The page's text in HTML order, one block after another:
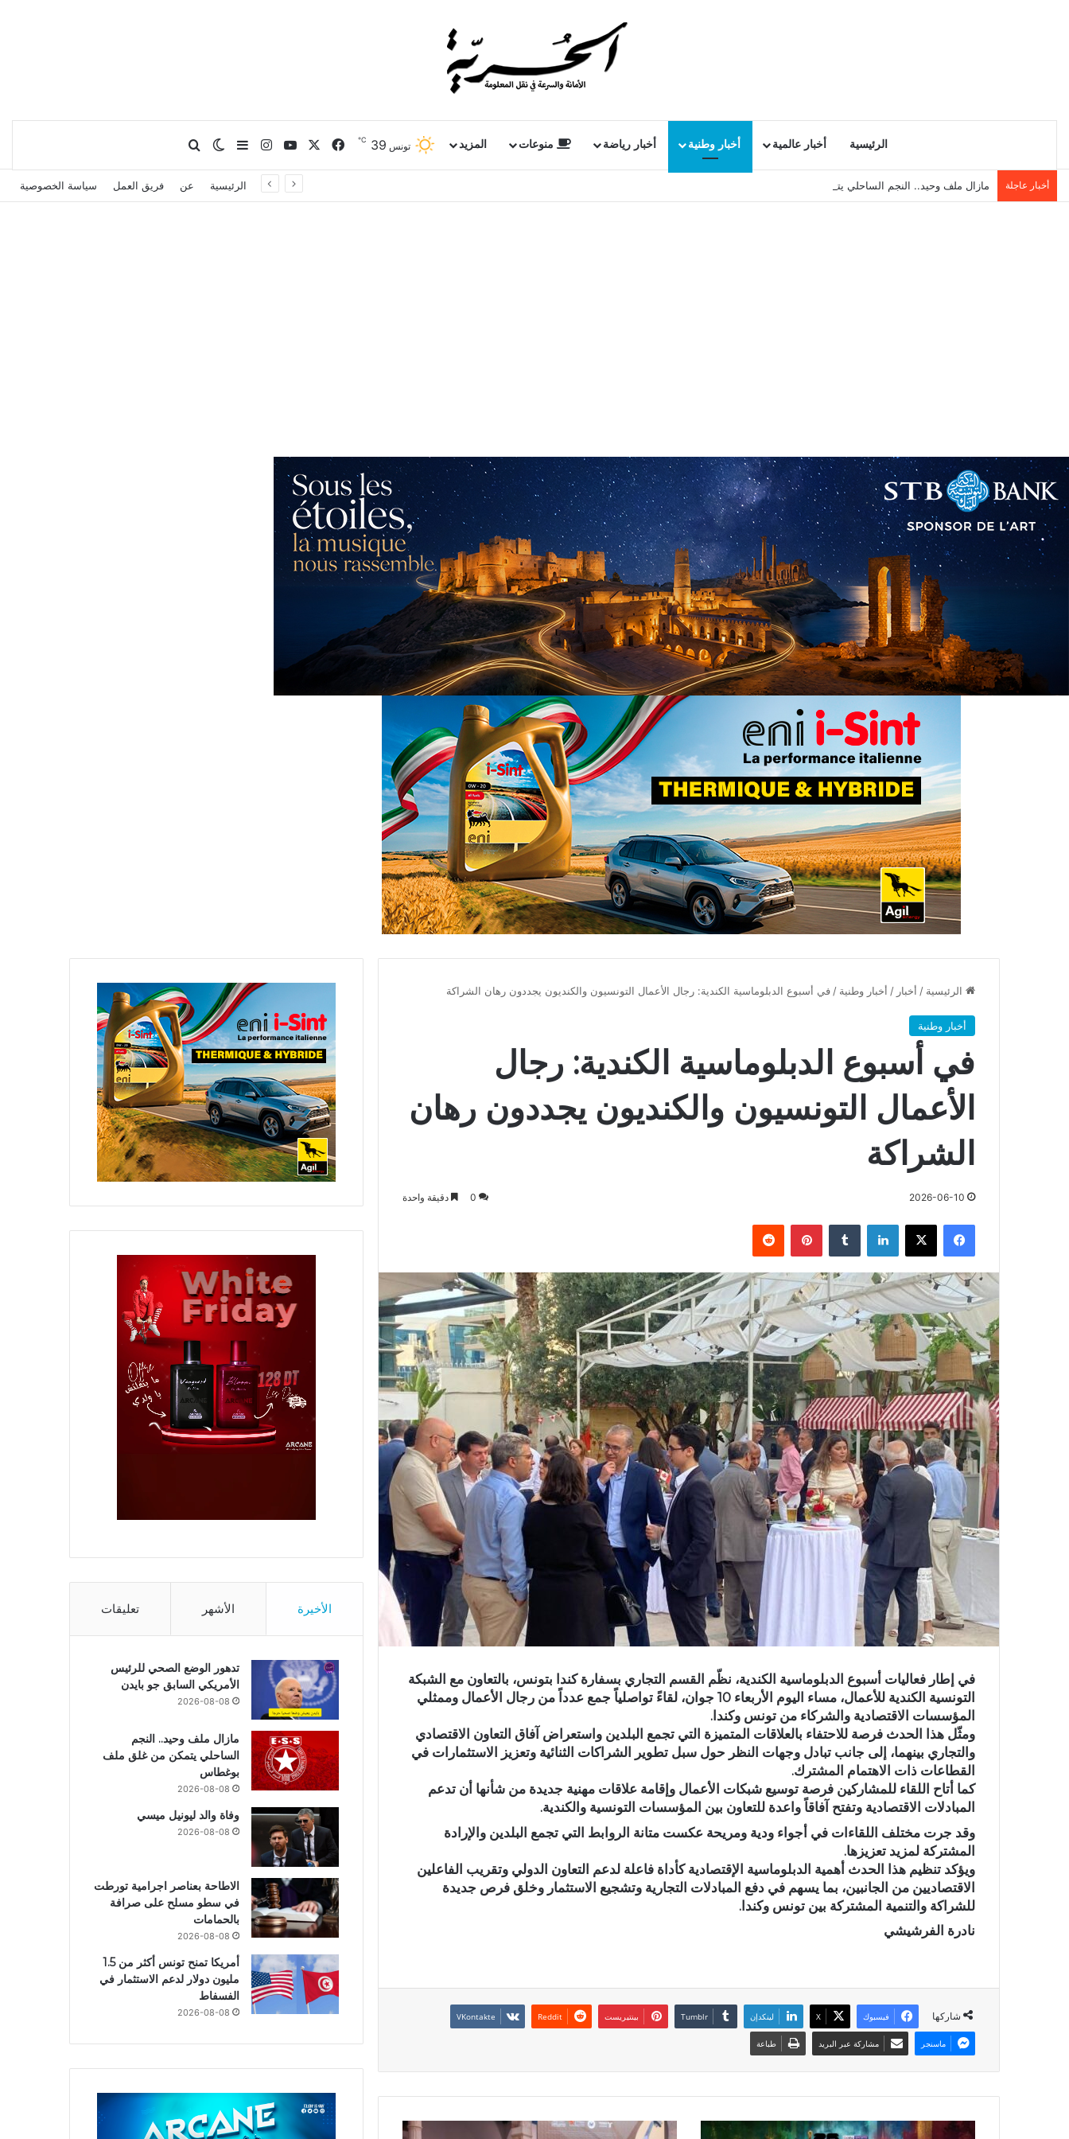
الرئيسية أخبار عالمية أخبار وطنية أخبار رياضة منوعات المزيد تونس 39
℃ فيسبوك يوتيوبانستقرامإضافة عمود جانبي
الوضع المظلم
بحث عن
أخبار عاجلة مازال ملف وحيد.. النجم الساحلي يتمكن من غلق ملف بوغطاس الرئيسية عن فريق العمل سياسة الخصوصية
الرئيسية / أخبار / أخبار وطنية / في أسبوع الدبلوماسية الكندية: رجال الأعمال التونسيون والكنديون يجددون رهان الشراكة
أخبار وطنية
في أسبوع الدبلوماسية الكندية: رجال
الأعمال التونسيون والكنديون يجددون رهان
الشراكة
2026-06-10
0 دقيقة واحدة
فيسبوك X لينكدإن بينتيريست
في إطار فعاليات أسبوع الدبلوماسية الكندية، نظّم القسم التجاري بسفارة كندا بتونس، بالتعاون مع الشبكة
التونسية الكندية للأعمال، مساء اليوم الأربعاء 10 جوان، لقاءً تواصلياً جمع عدداً من رجال الأعمال وممثلي
المؤسسات الاقتصادية والشركاء من تونس وكندا.
ومثّل هذا الحدث فرصة للاحتفاء بالعلاقات المتميزة التي تجمع البلدين واستعراض آفاق التعاون الاقتصادي
والتجاري بينهما، إلى جانب تبادل وجهات النظر حول سبل تطوير الشراكات الثنائية وتعزيز الاستثمارات في
القطاعات ذات الاهتمام المشترك.
كما أتاح اللقاء للمشاركين فرصة توسيع شبكات الأعمال وإقامة علاقات مهنية جديدة من شأنها أن تدعم
المبادلات الاقتصادية وتفتح آفاقاً واعدة للتعاون بين المؤسسات التونسية والكندية.
وقد جرت مختلف اللقاءات في أجواء ودية ومريحة عكست متانة الروابط التي تجمع البلدين والإرادة
المشتركة لمزيد تعزيزها.
ويؤكد تنظيم هذا الحدث أهمية الدبلوماسية الإقتصادية كأداة فاعلة لدعم التعاون الدولي وتقريب الفاعلين
الاقتصاديين من الجانبين، بما يسهم في دفع المبادلات التجارية وتشجيع الاستثمار وخلق فرص جديدة
للشراكة والتنمية المشتركة بين تونس وكندا.
نادرة الفرشيشي
شاركها فيسبوك X لينكدإن بينتيريست
ماسنجر مشاركة عبر البريد طباعة
الأخيرة الأشهر تعليقات
تدهور الوضع الصحي للرئيس
الأمريكي السابق جو بايدن
2026-08-08
مازال ملف وحيد.. النجم
الساحلي يتمكن من غلق ملف
بوغطاس
2026-08-08
وفاة والد ليونيل ميسي
2026-08-08
الاطاحة بعناصر اجرامية تورطت
في سطو مسلح على صرافة
بالحمامات
2026-08-08
أمريكا تمنح تونس أكثر من 1.5
مليون دولار لدعم الاستثمار في
الفسفاط
2026-08-08